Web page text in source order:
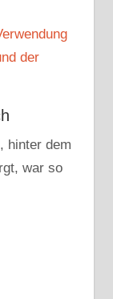
hinter dem
war so